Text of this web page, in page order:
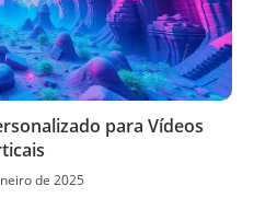
para Vídeos
de 2025